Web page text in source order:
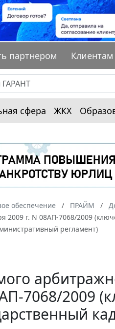
партнером Клиентам
сфера ЖКХ
обеспечение ПРАЙМ
2009 г. N 08АП-7068/2009
регламент)
7068/2009